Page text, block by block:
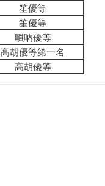
笙優等
笙優等
嗩吶優等
高胡優等第一名
高胡優等